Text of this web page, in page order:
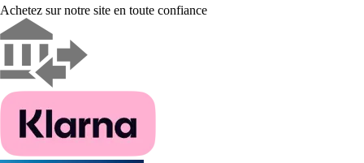
Achetez sur notre site en toute confiance